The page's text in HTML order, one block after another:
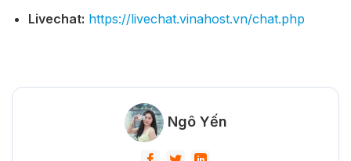
Livechat: https://livechat.vinahost.vn/chat.php
Ngô Yến